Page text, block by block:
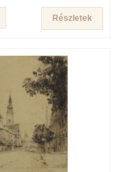
Részletek